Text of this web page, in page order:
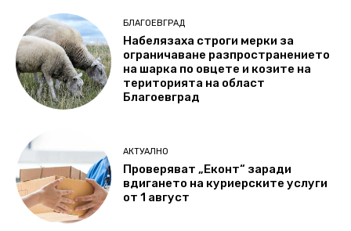
БЛАГОЕВГРАД
Набелязаха строги мерки за
ограничаване разпространението
на шарка по овцете и козите на
територията на област
Благоевград
АКТУАЛНО
Проверяват „Еконт“ заради
вдигането на куриерските услуги
от 1 август